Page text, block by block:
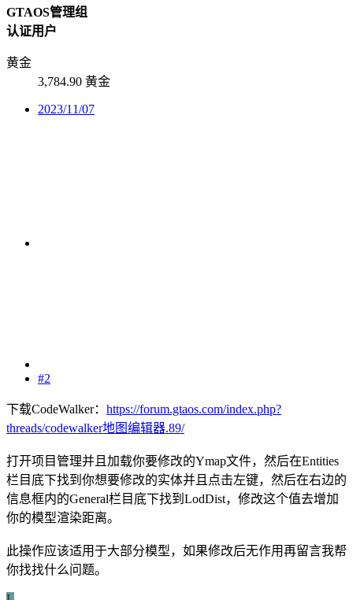
GTAOS管理组
认证用户
黄金
3,784.90 黄金
2023/11/07
#2
下载CodeWalker： https://forum.gtaos.com/index.php?
threads/codewalker地图编辑器.89/
打开项目管理并且加载你要修改的Ymap文件，然后在Entities
栏目底下找到你想要修改的实体并且点击左键，然后在右边的
信息框内的General栏目底下找到LodDist，修改这个值去增加
你的模型渲染距离。
此操作应该适用于大部分模型，如果修改后无作用再留言我帮
你找找什么问题。